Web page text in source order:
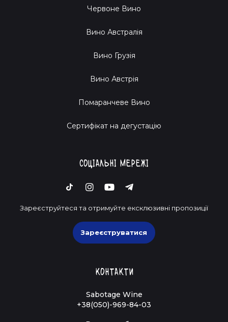
Червоне Вино
Вино Австралія
Вино Грузія
Вино Австрія
Помаранчеве Вино
Cертифікат на дегустацію
Соціальні мережі
Зареєструйтеся та отримуйте ексклюзивні пропозиції
Зареєструватися
Контакти
Sabotage Wine
+38(050)-969-84-03